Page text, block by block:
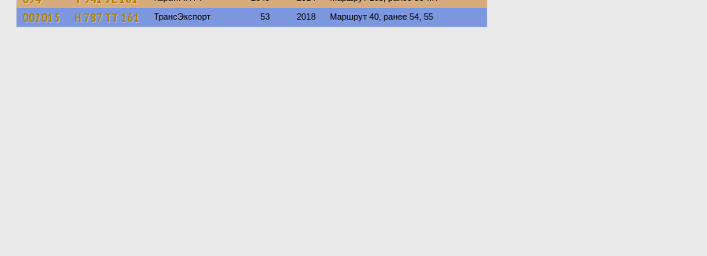
002015 Н 787 ТТ 161 ТрансЭкспорт 53 2018 Маршрут 40, ранее 54, 55